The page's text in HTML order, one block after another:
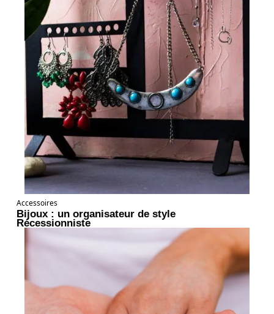
Accessoires
Bijoux : un organisateur de style
Récessionniste